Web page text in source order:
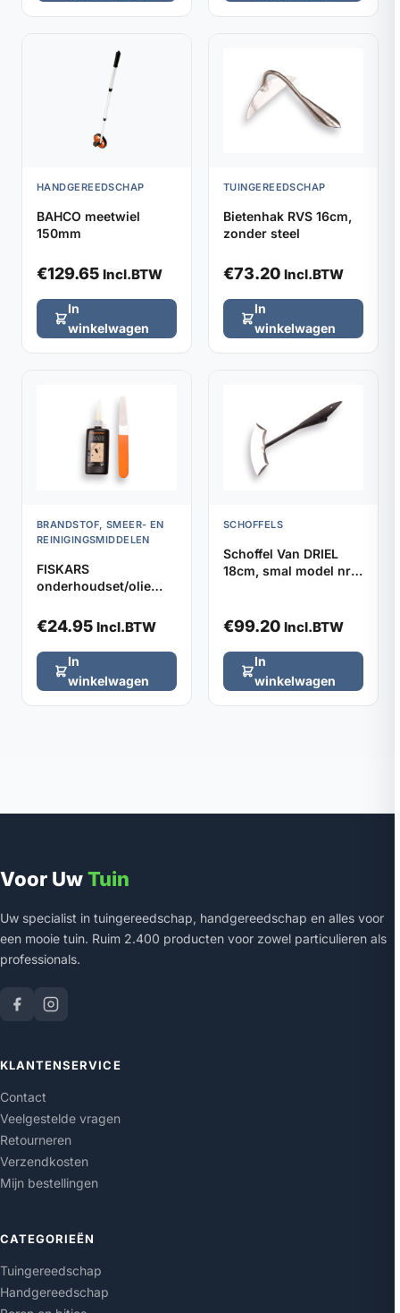
HANDGEREEDSCHAP
BAHCO meetwiel
150mm
€129.65 Incl.BTW
In
winkelwagen
TUINGEREEDSCHAP
Bietenhak RVS 16cm,
zonder steel
€73.20 Incl.BTW
In
winkelwagen
BRANDSTOF, SMEER- EN
REINIGINGSMIDDELEN
FISKARS
onderhoudset/olie
€24.95 Incl.BTW
In
winkelwagen
SCHOFFELS
Schoffel Van DRIEL
18cm, smal model nr.
€99.20 Incl.BTW
In
winkelwagen
Voor UwTuin
Uw specialist in tuingereedschap, handgereedschap en alles voor
een mooie tuin. Ruim 2.400 producten voor zowel particulieren als
professionals.
KLANTENSERVICE
Contact
Veelgestelde vragen
Retourneren
Verzendkosten
Mijn bestellingen
CATEGORIEËN
Tuingereedschap
Handgereedschap